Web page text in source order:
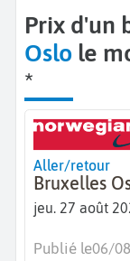
Prix
Oslo le
*
Aller/retour
Bruxelles
jeu. 27 août
Publié le06/